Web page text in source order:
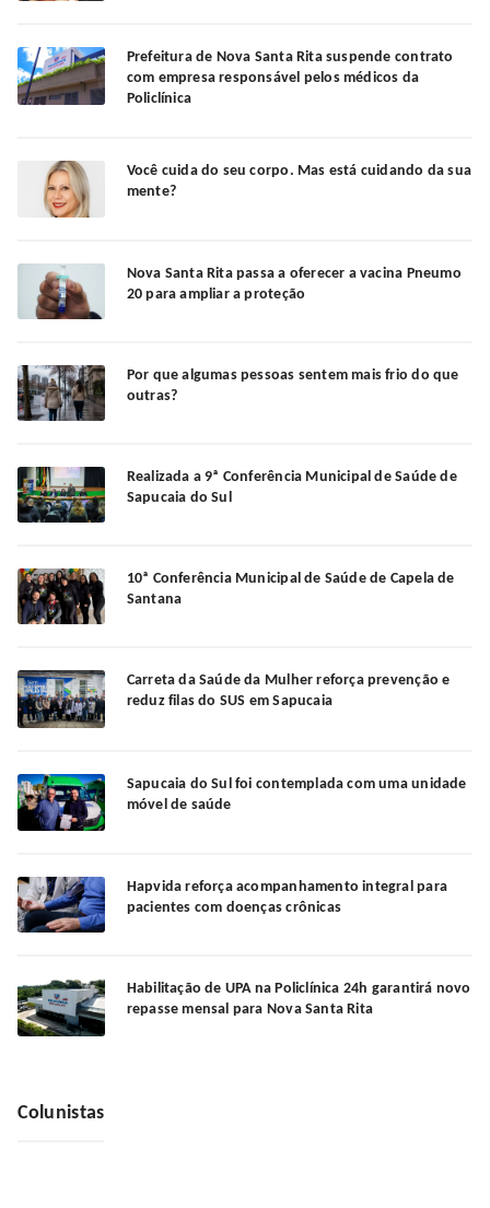
Prefeitura de Nova Santa Rita suspende contrato
com empresa responsável pelos médicos da
Policlínica
Você cuida do seu corpo. Mas está cuidando da sua
mente?
Nova Santa Rita passa a oferecer a vacina Pneumo
20 para ampliar a proteção
Por que algumas pessoas sentem mais frio do que
outras?
Realizada a 9ª Conferência Municipal de Saúde de
Sapucaia do Sul
10ª Conferência Municipal de Saúde de Capela de
Santana
Carreta da Saúde da Mulher reforça prevenção e
reduz filas do SUS em Sapucaia
Sapucaia do Sul foi contemplada com uma unidade
móvel de saúde
Hapvida reforça acompanhamento integral para
pacientes com doenças crônicas
Habilitação de UPA na Policlínica 24h garantirá novo
repasse mensal para Nova Santa Rita
Colunistas